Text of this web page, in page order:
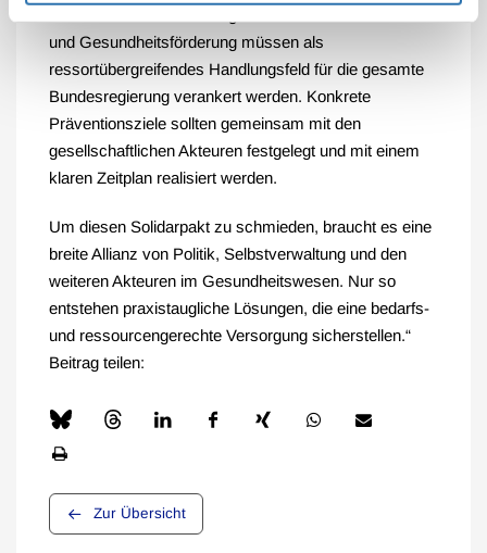
und Gesundheitsförderung müssen als
ressortübergreifendes Handlungsfeld für die gesamte
Bundesregierung verankert werden. Konkrete
Präventionsziele sollten gemeinsam mit den
gesellschaftlichen Akteuren festgelegt und mit einem
klaren Zeitplan realisiert werden.
Um diesen Solidarpakt zu schmieden, braucht es eine
breite Allianz von Politik, Selbstverwaltung und den
weiteren Akteuren im Gesundheitswesen. Nur so
entstehen praxistaugliche Lösungen, die eine bedarfs-
und ressourcengerechte Versorgung sicherstellen.“
Beitrag teilen:
Zur Übersicht